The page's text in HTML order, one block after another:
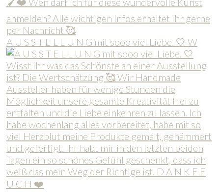
A U S S T E L L U N G mit sooo viel Liebe. 🤍 W